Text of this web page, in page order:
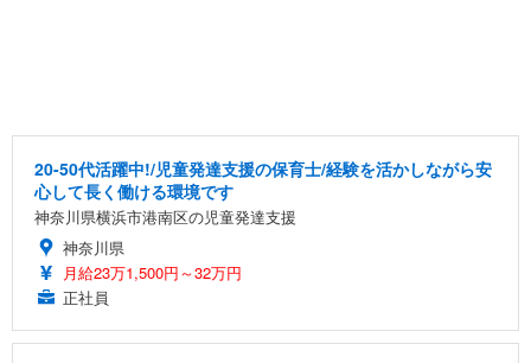
20-50代活躍中!/児童発達支援の保育士/経験を活かしながら安
心して長く働ける環境です
神奈川県横浜市港南区の児童発達支援
神奈川県
月給23万1,500円～32万円
正社員